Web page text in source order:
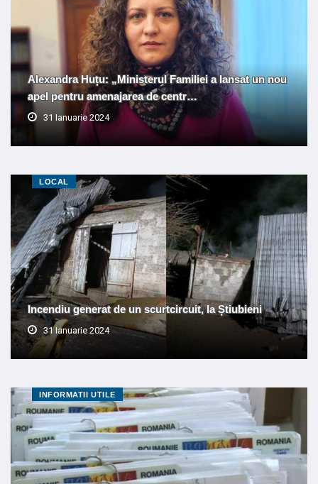
Alexandra Huțu: „Ministerul Familiei a lansat un nou
apel pentru amenajarea de centr…
31 Ianuarie 2024
LOCAL
Incendiu generat de un scurtcircuit, la Știubieni
31 Ianuarie 2024
INFORMATII UTILE